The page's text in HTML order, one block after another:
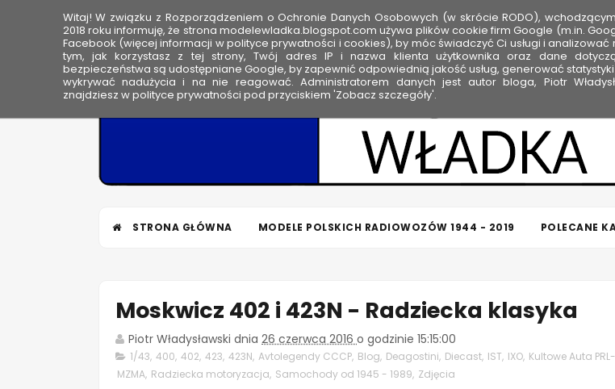
HOME
M
o
d
e
STRONA GŁÓWNA MODELE POLSKICH RADIOWOZÓW 1944 - 2019 POLECANE
Moskwicz 402 i 423N - Radziecka klasyka
Piotr Władysławski dnia 26 czerwca 2016o godzinie 15:15:00
1/43, 400, 402, 423, 423N, Avtolegendy CCCP, Blog, Deagostini, Diecast, IST, IXO, Kultowe Auta
MZMA, Radziecka motoryzacja, Samochody od 1945 - 1989, Zdjęcia
Witaj! W związku z Rozporządzeniem o Ochronie Danych Osobowych (w skrócie RODO),
2018 roku informuję, że strona modelewladka.blogspot.com używa plików cookie firm Google (m.in.
Facebook (więcej informacji w polityce prywatności i cookies), by móc świadczyć Ci usługi i analizować
tym, jak korzystasz z tej strony, Twój adres IP i nazwa klienta użytkownika oraz dane
bezpieczeństwa są udostępniane Google, by zapewnić odpowiednią jakość usług, generować
wykrywać nadużycia i na nie reagować. Administratorem danych jest autor bloga, Piotr
znajdziesz w polityce prywatności pod przyciskiem 'Zobacz szczegóły'.